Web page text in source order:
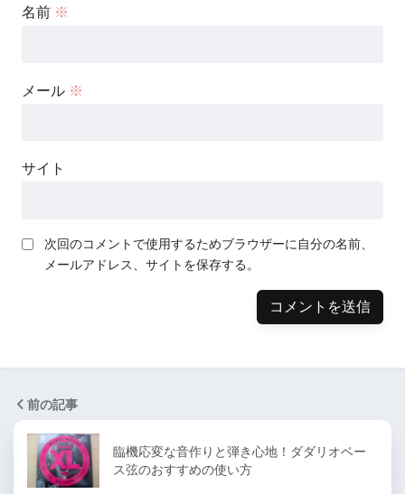
名前 ※
メール ※
サイト
次回のコメントで使用するためブラウザーに自分の名前、
メールアドレス、サイトを保存する。
前の記事
臨機応変な音作りと弾き心地！ダダリオベー
ス弦のおすすめの使い方